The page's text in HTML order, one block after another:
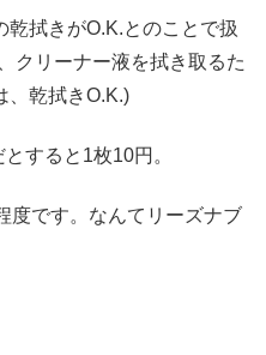
拭きがO.K.とのことで扱
クリーナー液を拭き取るた
、乾拭きO.K.)
すると1枚10円。
度です。なんてリーズナブ